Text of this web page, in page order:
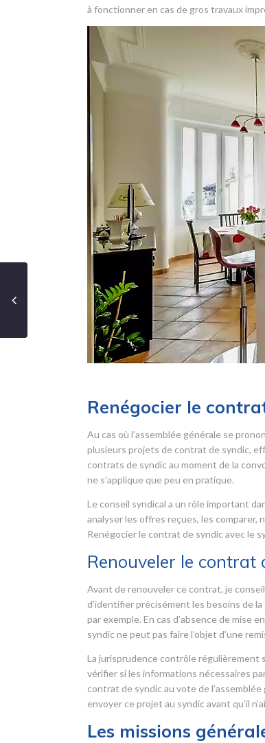
à fonctionner en cas de gros travaux
Renégocier le
Au cas où l’assemblée générale se
plusieurs projets de contrat de syndic,
contrats de syndic au moment de la
ne s’applique que peu en pratique.
Le conseil syndical a un rôle important
analyser les offres reçues, les comparer,
Renégocier le contrat de syndic avec le
Renouveler le contrat
Avant de renouveler ce contrat, je
d’identifier précisément les besoins de
par exemple. En cas d’absence de mise
syndic ne peut pas faire l’objet d’une
La jurisprudence contrôle régulièrement
vérifier si les informations nécessaires
contrat de syndic au vote de
envoyer ce projet au syndic avant qu’il
Les missions